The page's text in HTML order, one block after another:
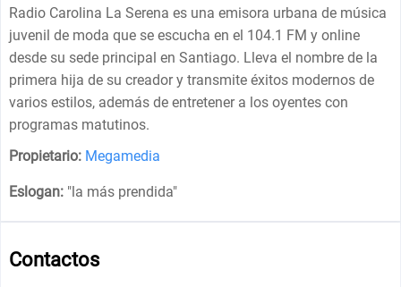
Radio Carolina La Serena es una emisora ​​urbana de música
juvenil de moda que se escucha en el 104.1 FM y online
desde su sede principal en Santiago. Lleva el nombre de la
primera hija de su creador y transmite éxitos modernos de
varios estilos, además de entretener a los oyentes con
programas matutinos.
Propietario: Megamedia
Eslogan: "la más prendida"
Contactos